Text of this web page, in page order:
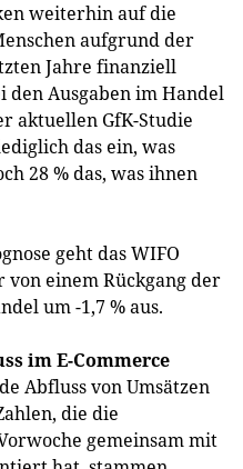
weiterhin auf die
aufgrund der
Jahre finanziell
Ausgaben im Handel
aktuellen GfK-Studie
das ein, was
28 % das, was ihnen
geht das WIFO
von einem Rückgang der
um -1,7 % aus.
im E-Commerce
Abfluss von Umsätzen
die die
gemeinsam mit